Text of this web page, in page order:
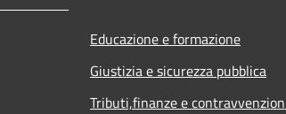
Educazione e formazione
Giustizia e sicurezza pubblica
Tributi,finanze e